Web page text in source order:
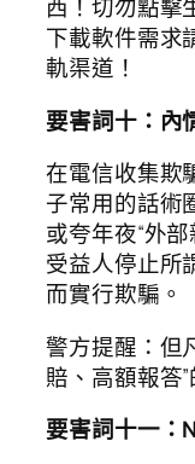
西！切勿點擊
下載軟件需求
軌渠道！
要害詞十：內
在電信收集欺
子常用的話術
或夸年夜“外
受益人停止所
而實行欺騙。
警方提醒：但
賠、高額報答
要害詞十一：